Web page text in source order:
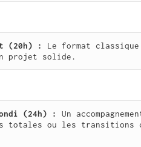
(20h) :
Le format
projet solide.
(24h) :
Un
totales ou les transitions